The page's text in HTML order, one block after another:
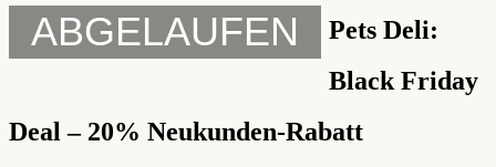
ABGELAUFEN
Pets Deli:
Black Friday
Deal – 20% Neukunden-Rabatt